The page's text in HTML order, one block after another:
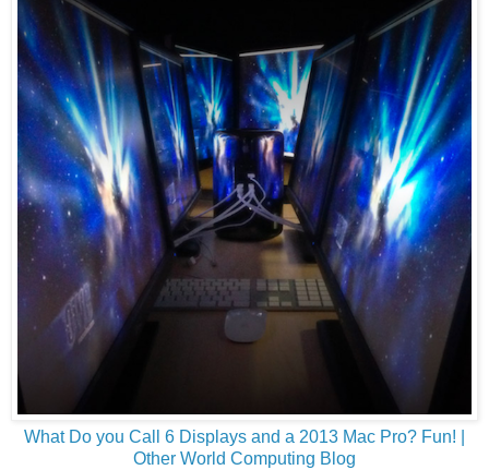
What Do you Call 6 Displays and a 2013 Mac Pro? Fun! |
Other World Computing Blog